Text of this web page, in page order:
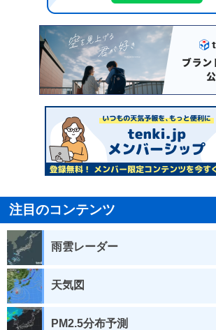
注目のコンテンツ
雨雲レーダー
天気図
PM2.5分布予測